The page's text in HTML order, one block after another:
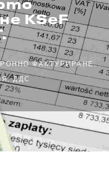
KSeF
ФАКТУРИРАНЕ,
,ДДС